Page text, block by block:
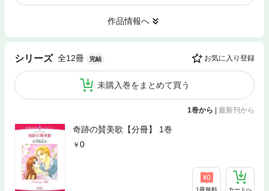
作品情報へ
シリーズ 全12冊 完結 お気に入り登録
未購入巻をまとめて買う
1巻から 最新刊から
奇跡の賛美歌【分冊】 1巻
0
1冊無料 カートへ